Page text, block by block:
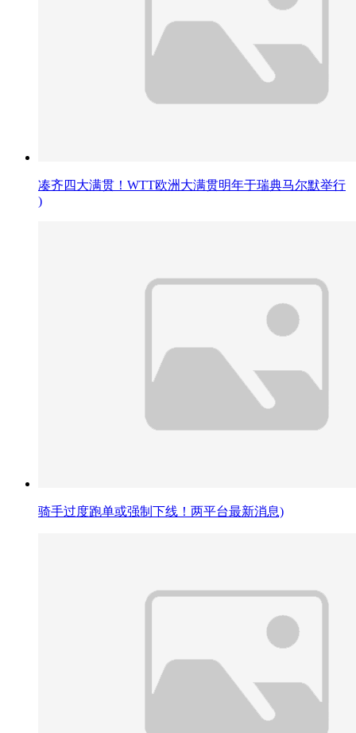
凑齐四大满贯！WTT欧洲大满贯明年于瑞典马尔默举行
)
骑手过度跑单或强制下线！两平台最新消息)